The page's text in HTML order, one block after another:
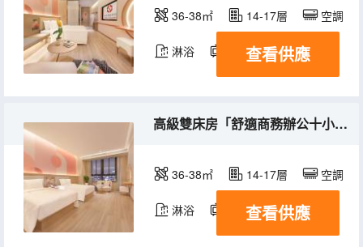
36-38㎡ 14-17層 空調
淋浴 電視機 冰箱
查看供應
高級雙床房「舒適商務辦公十小冰箱」
36-38㎡ 14-17層 空調
淋浴 電視機 冰箱
查看供應